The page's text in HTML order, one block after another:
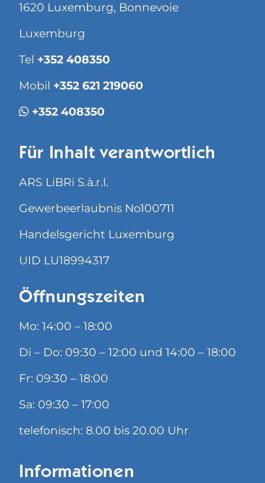
1620 Luxemburg, Bonnevoie
Luxemburg
Tel +352 408350
Mobil +352 621 219060
+352 408350
Für Inhalt verantwortlich
ARS LiBRi S.à.r.l.
Gewerbeerlaubnis No100711
Handelsgericht Luxemburg
UID LU18994317
Öffnungszeiten
Mo: 14:00 – 18:00
Di – Do: 09:30 – 12:00 und 14:00 – 18:00
Fr: 09:30 – 18:00
Sa: 09:30 – 17:00
telefonisch: 8.00 bis 20.00 Uhr
Informationen